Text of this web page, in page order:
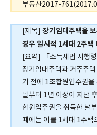
부동산2017-
[제목] 장기임대주택을
경우 일시적 1세대 2주택
[요약] 「소득세법 시행
장기임대주택과 거주주
기 전에 1조합원입주권
날부터 1년 이상이 지난
합원입주권을 취득한 날
때에는 이를 1세대 1주택